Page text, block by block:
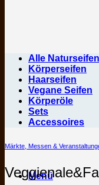
Menü
Alle Naturseifen
Körperseifen
Haarseifen
Vegane Seifen
Körperöle
Sets
Accessoires
Märkte, Messen &